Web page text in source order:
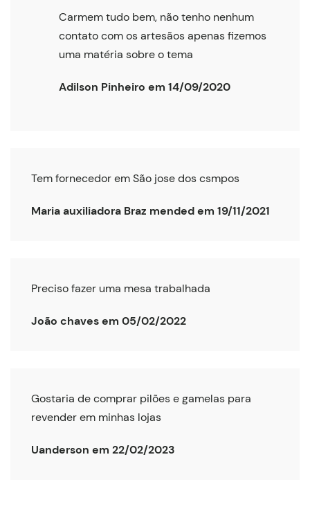
Carmem tudo bem, não tenho nenhum
contato com os artesãos apenas fizemos
uma matéria sobre o tema
Adilson Pinheiro em 14/09/2020
Tem fornecedor em São jose dos csmpos
Maria auxiliadora Braz mended em 19/11/2021
Preciso fazer uma mesa trabalhada
João chaves em 05/02/2022
Gostaria de comprar pilões e gamelas para
revender em minhas lojas
Uanderson em 22/02/2023